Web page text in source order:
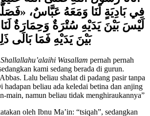
أَتَانَا رَسُولُ اللَّهِ صَلَّى اللهُ
فِي بَادِيَةٍ لَنَا وَمَعَهُ عَبَّاسٌ،«
لَيْسَ بَيْنَ يَدَيْهِ سُتْرَةٌ وَحِمَارَةٌ
بَيْنَ يَدَيْهِ فَمَا بَالَى
Shallallahu’alaihi Wasallampernah pernah
kami sedang berada di gurun.
Lalu beliau shalat di padang pasir tanpa
hadapan beliau ada keledai betina dan anjing